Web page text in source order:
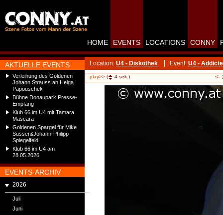
AKTUELLE EVENTS
Verleihung des Goldenen
Johann Strauss an Helga
Papouschek
Bühne Donaupark Presse-
Empfang
Klub 66 im U4 mit Tamara
Mascara
Goldenen Spargel für Mike
Süsser&Johann-Philipp
Spiegelfeld
Klub 66 im U4 am
28.05.2026
EVENTS-ARCHIV
2026
Juli
Juni
HOME EVENTS LOCATIONS CONNY
Location: U4 - Diskothek Event: U4 -
play>> ( 4 sek.) <-